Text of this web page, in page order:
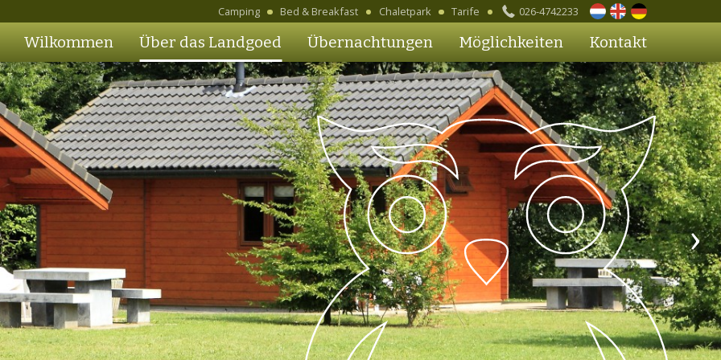
Deutsch
Englisch
Niederländisch
026-4742233
Camping Bed & Breakfast Chaletpark Tarife
Wilkommen Über das Landgoed Übernachtungen Möglichkeiten Kontakt
›